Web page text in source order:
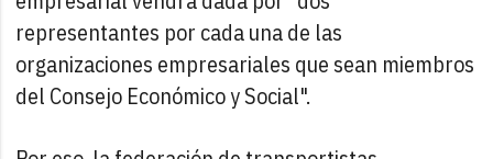
representantes por cada una de las
organizaciones empresariales que sean miembros
del Consejo Económico y Social".